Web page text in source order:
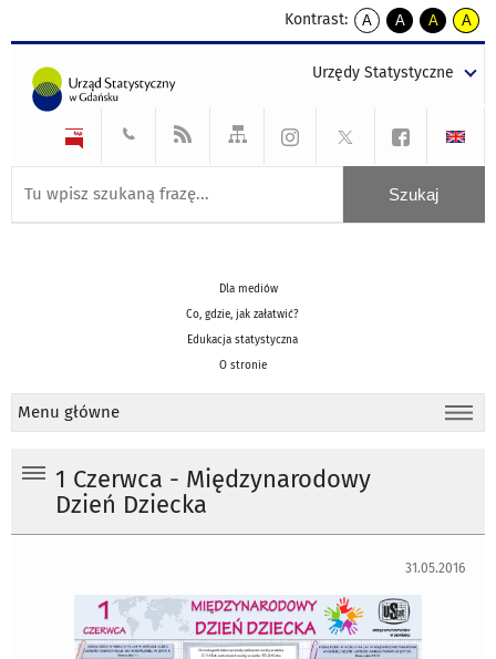
Kontrast:
A
kontrast
A
kontrast
tekst
czarnym
A
kontrast
tekst
czarnym
A
tekst
żółtym
Urzędy Statystyczne
Dla mediów
Co, gdzie, jak załatwić?
Edukacja statystyczna
O stronie
Menu główne
1 Czerwca - Międzynarodowy
Dzień Dziecka
31.05.2016